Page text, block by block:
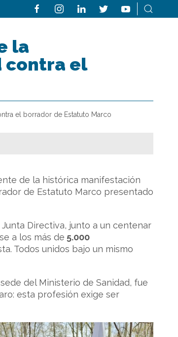
la
contra el
el borrador de Estatuto Marco
de la histórica manifestación
de Estatuto Marco presentado
Directiva, junto a un centenar
a los más de 5.000
Todos unidos bajo un mismo
del Ministerio de Sanidad, fue
esta profesión exige ser